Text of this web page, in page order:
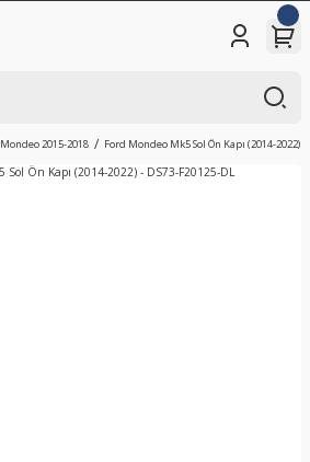
Mondeo 2015-2018 Ford Mondeo Mk5 Sol Ön Kapı (2014-2022) -